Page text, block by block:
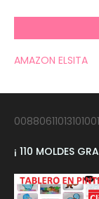
AMAZON ELSITA
¡ 110 MOLDES